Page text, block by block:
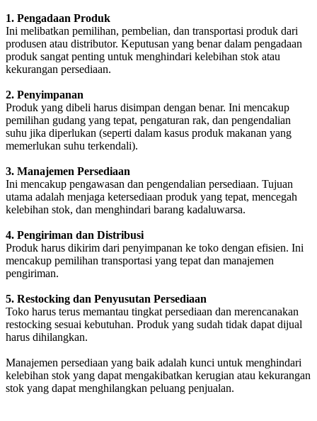
1. Pengadaan Produk
Ini melibatkan pemilihan, pembelian, dan transportasi produk dari
produsen atau distributor. Keputusan yang benar dalam pengadaan
produk sangat penting untuk menghindari kelebihan stok atau
kekurangan persediaan.
2. Penyimpanan
Produk yang dibeli harus disimpan dengan benar. Ini mencakup
pemilihan gudang yang tepat, pengaturan rak, dan pengendalian
suhu jika diperlukan (seperti dalam kasus produk makanan yang
memerlukan suhu terkendali).
3. Manajemen Persediaan
Ini mencakup pengawasan dan pengendalian persediaan. Tujuan
utama adalah menjaga ketersediaan produk yang tepat, mencegah
kelebihan stok, dan menghindari barang kadaluwarsa.
4. Pengiriman dan Distribusi
Produk harus dikirim dari penyimpanan ke toko dengan efisien. Ini
mencakup pemilihan transportasi yang tepat dan manajemen
pengiriman.
5. Restocking dan Penyusutan Persediaan
Toko harus terus memantau tingkat persediaan dan merencanakan
restocking sesuai kebutuhan. Produk yang sudah tidak dapat dijual
harus dihilangkan.
Manajemen persediaan yang baik adalah kunci untuk menghindari
kelebihan stok yang dapat mengakibatkan kerugian atau kekurangan
stok yang dapat menghilangkan peluang penjualan.